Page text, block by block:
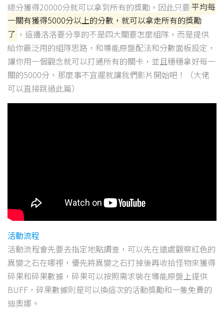
總分獲得20000分就可以拿到所有的獎勵，因此只要平均每
一關有獲得5000分以上的分數，就可以拿走所有的獎勵
了 ，這邊洛洛要分享的不是四大關要怎麼組隊，而是提供
給你最泛用的組隊思路，和導能原盤配法和分數面板設定，
讓你用一個觀念就可以打通所有的關卡，並且穩穩拿好每一
關的5000分，那麼事不宜遲就讓我們影片開始吧！（大佬
可以直接跳過此篇）
活動流程
活動流程會先要去指定地點調查，可以先在遠處觀察紅色的
異變之石在哪裡，優先將異變之石打掉後再收拾怪物來獲得
碎果和碎果數據，碎果可以按照需求裝在導能原盤上提供
BUFF，碎果數據則是可以換這次的活動獎勵和一隻免費的
迪奧娜。